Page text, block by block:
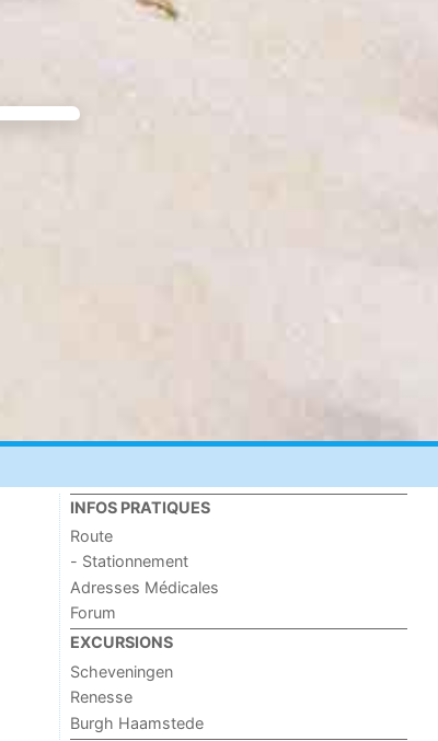
INFOS PRATIQUES
Route
- Stationnement
Adresses Médicales
Forum
EXCURSIONS
Scheveningen
Renesse
Burgh Haamstede